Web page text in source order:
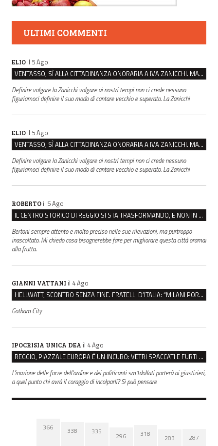
ULTIMI COMMENTI
ELIO il 5 Ago
VENTASSO, SÌ ALLA CITTADINANZA ONORARIA A IVA ZANICCHI. MA BARGIACCHI: “È DI PESSIMO GUSTO”
Definire volgare la Zanicchi volgare ai nostri tempi non ci crede nessuno
figuriamoci definire il suo modo di cantare vecchio e superato. La Zanicchi
ELIO il 5 Ago
VENTASSO, SÌ ALLA CITTADINANZA ONORARIA A IVA ZANICCHI. MA BARGIACCHI: “È DI PESSIMO GUSTO”
Definire volgare la Zanicchi volgare ai nostri tempi non ci crede nessuno
figuriamoci definire il suo modo di cantare vecchio e superato. La Zanicchi
ROBERTO il 5 Ago
IL CENTRO STORICO DI REGGIO SI STA TRASFORMANDO, E NON IN MEGLIO
Bertoni sempre attento e molto preciso nelle sue rilevazioni, ma purtroppo
inascoltato. Mi chiedo cosa bisognerebbe fare per migliorare questa città oramai
alla frutta.
GIANNI VATTANI il 4 Ago
HELLWATT, SCONTRO SENZA FINE. FRATELLI D’ITALIA: “MILANI PORTA DOCUMENTI, DE FRANCO INSULTI”
Gotham City
IPOCRISIA UNICA DEA il 4 Ago
REGGIO, PIAZZALE EUROPA È UN INCUBO: VETRI SPACCATI E FURTI SULLE AUTO IN SOSTA
L'inazione delle forze dell'ordine e dei politicanti sm1dollati porterà ai giustizieri,
a quel punto chi avrà il coraggio di incolparli? Si può pensare
366 338 335
296 318 283 287